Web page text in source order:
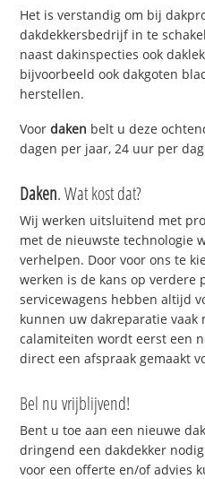
Het is verstandig om bij
dakdekkersbedrijf in te
naast dakinspecties ook
bijvoorbeeld ook dakgoten
herstellen.
Voordaken belt u deze
dagen per jaar, 24 uur per
Daken. Wat kost dat?
Wij werken uitsluitend met
met de nieuwste technologie
verhelpen. Door voor ons te
werken is de kans op verdere
servicewagens hebben altijd
kunnen uw dakreparatie vaak
calamiteiten wordt eerst een
direct een afspraak gemaakt
Bel nu vrijblijvend!
Bent u toe aan een nieuwe
dringend een dakdekker
voor een offerte en/of advies